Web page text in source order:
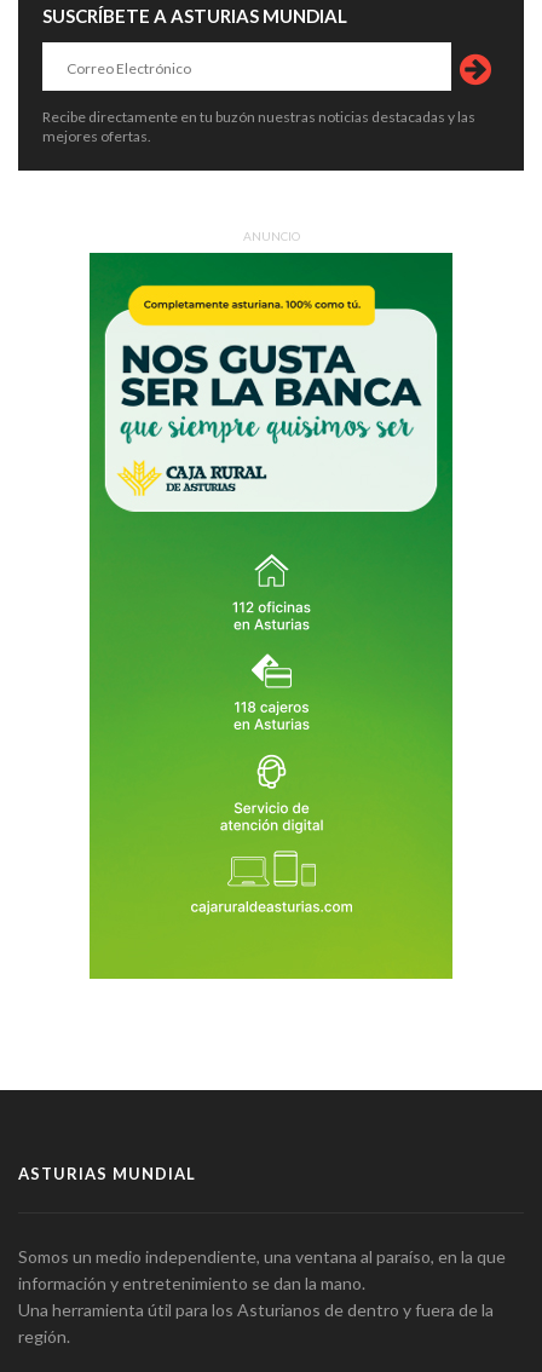
SUSCRÍBETE A ASTURIAS MUNDIAL
Recibe directamente en tu buzón nuestras noticias destacadas y las
mejores ofertas.
ANUNCIO
ASTURIAS MUNDIAL
Somos un medio independiente, una ventana al paraíso, en la que
información y entretenimiento se dan la mano.
Una herramienta útil para los Asturianos de dentro y fuera de la
región.